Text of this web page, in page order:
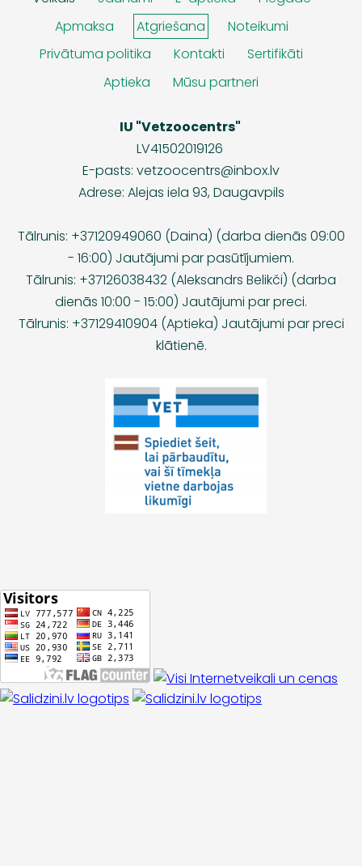
Apmaksa
Atgriešana
Noteikumi
Privātuma politika
Kontakti
Sertifikāti
Aptieka
Mūsu partneri
IU "Vetzoocentrs"
LV41502019126
E-pasts: vetzoocentrs@inbox.lv
Adrese: Alejas iela 93, Daugavpils
Tālrunis: +37120949060 (Daina) (darba dienās 09:00
- 16:00) Jautājumi par pasūtījumiem.
Tālrunis: +37126038432 (Aleksandrs Belikči) (darba
dienās 10:00 - 15:00) Jautājumi par preci.
Tālrunis: +37129410904 (Aptieka) Jautājumi par preci
klātienē.